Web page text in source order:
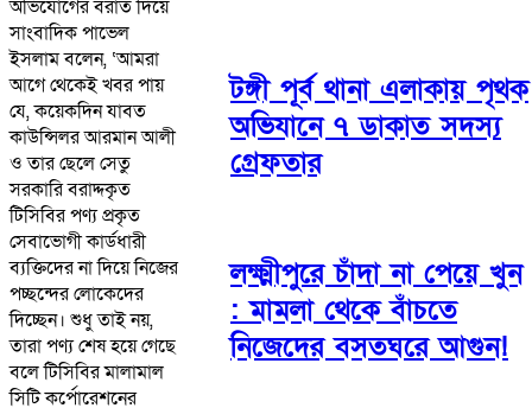
অভিযোগের বরাত দিয়ে
সাংবাদিক পাভেল
ইসলাম বলেন, ‘আমরা
আগে থেকেই খবর পায়
যে, কয়েকদিন যাবত
কাউন্সিলর আরমান আলী
ও তার ছেলে সেতু
সরকারি বরাদ্দকৃত
টিসিবির পণ্য প্রকৃত
সেবাভোগী কার্ডধারী
ব্যক্তিদের না দিয়ে নিজের
পচ্ছন্দের লোকেদের
দিচ্ছেন। শুধু তাই নয়,
তারা পণ্য শেষ হয়ে গেছে
বলে টিসিবির মালামাল
সিটি কর্পোরেশনের
টঙ্গী পূর্ব থানা এলাকায় পৃথক
অভিযানে ৭ ডাকাত সদস্য
গ্রেফতার
লক্ষ্মীপুরে চাঁদা না পেয়ে খুন
: মামলা থেকে বাঁচতে
নিজেদের বসতঘরে আগুন!